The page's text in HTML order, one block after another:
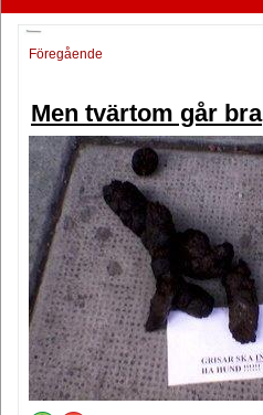
Föregående
Men tvärtom går bra